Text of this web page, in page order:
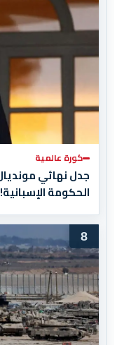
كورة عالمية
الحكومة الإسبانية!
8